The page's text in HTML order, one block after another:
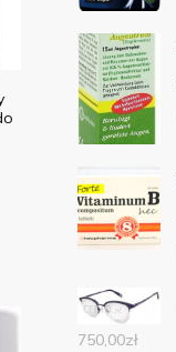
750,00zł